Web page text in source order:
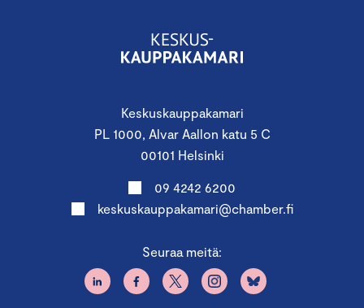
Keskuskauppakamari
PL 1000, Alvar Aallon katu 5 C
00101 Helsinki
09 4242 6200
keskuskauppakamari@chamber.fi
Seuraa meitä: